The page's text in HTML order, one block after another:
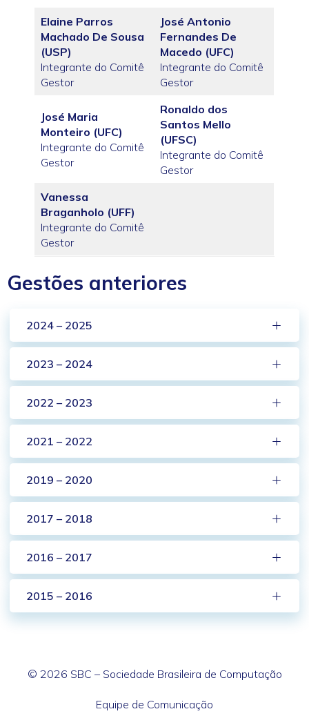
Elaine Parros
Machado De Sousa
(USP)
Integrante do Comitê
Gestor
José Antonio
Fernandes De
Macedo (UFC)
Integrante do Comitê
Gestor
José Maria
Monteiro (UFC)
Integrante do Comitê
Gestor
Ronaldo dos
Santos Mello
(UFSC)
Integrante do Comitê
Gestor
Vanessa
Braganholo (UFF)
Integrante do Comitê
Gestor
Gestões anteriores
2024 – 2025
2023 – 2024
2022 – 2023
2021 – 2022
2019 – 2020
2017 – 2018
2016 – 2017
2015 – 2016
© 2026 SBC – Sociedade Brasileira de Computação
Equipe de Comunicação